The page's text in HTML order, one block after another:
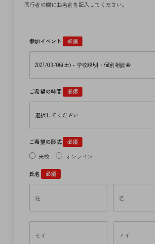
同行者の欄にお名前を記入してください。
参加イベント 必須
ご希望の時間 必須
ご希望の形式
必須
来校
オンライン
氏名 必須